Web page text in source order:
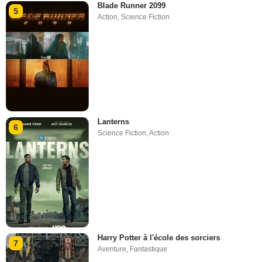
5
Blade Runner 2099
Action ,Science Fiction
6
Lanterns
Science Fiction,Action
7
Harry Potter à l'école des sorciers
Aventure, Fantastique